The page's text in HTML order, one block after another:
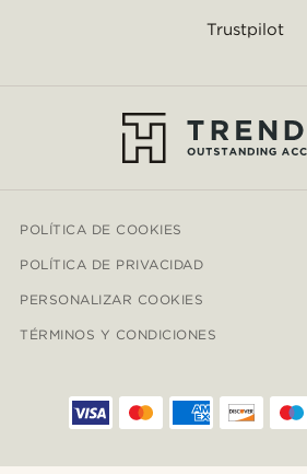
Trustpilot
POLÍTICA DE COOKIES
POLÍTICA DE PRIVACIDAD
PERSONALIZAR COOKIES
TÉRMINOS Y CONDICIONES